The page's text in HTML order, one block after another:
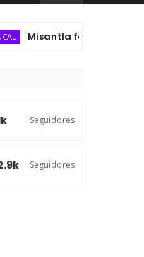
fortalece
Seguidores
Seguidores